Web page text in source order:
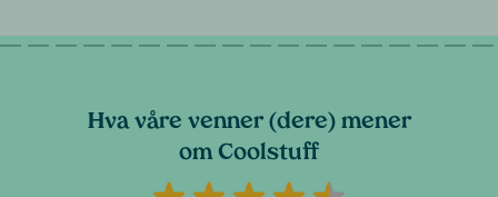
Hva våre venner (dere) mener
om Coolstuff